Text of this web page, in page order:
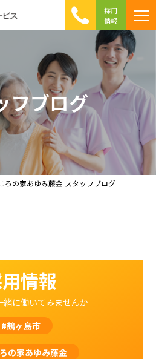
採用
情報
フブログ
ろの家あゆみ藤金 スタッフブログ
情報
緒に働いてみませんか
#鶴ヶ島市
の家あゆみ藤金